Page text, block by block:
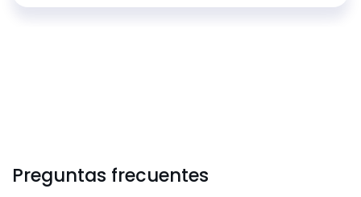
Preguntas frecuentes